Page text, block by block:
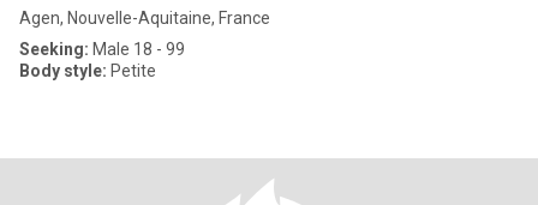
Agen, Nouvelle-Aquitaine, France
Seeking: Male 18 - 99
Body style: Petite